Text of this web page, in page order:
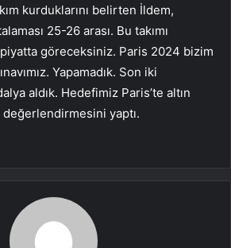
kurduklarını belirten İldem,
25-26 arası. Bu takımı
göreceksiniz. Paris 2024 bizim
Yapamadık. Son iki
aldık. Hedefimiz Paris’te altın
değerlendirmesini yaptı.